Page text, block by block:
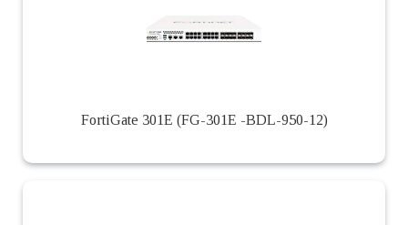
FortiGate 301E (FG-301E -BDL-950-12)